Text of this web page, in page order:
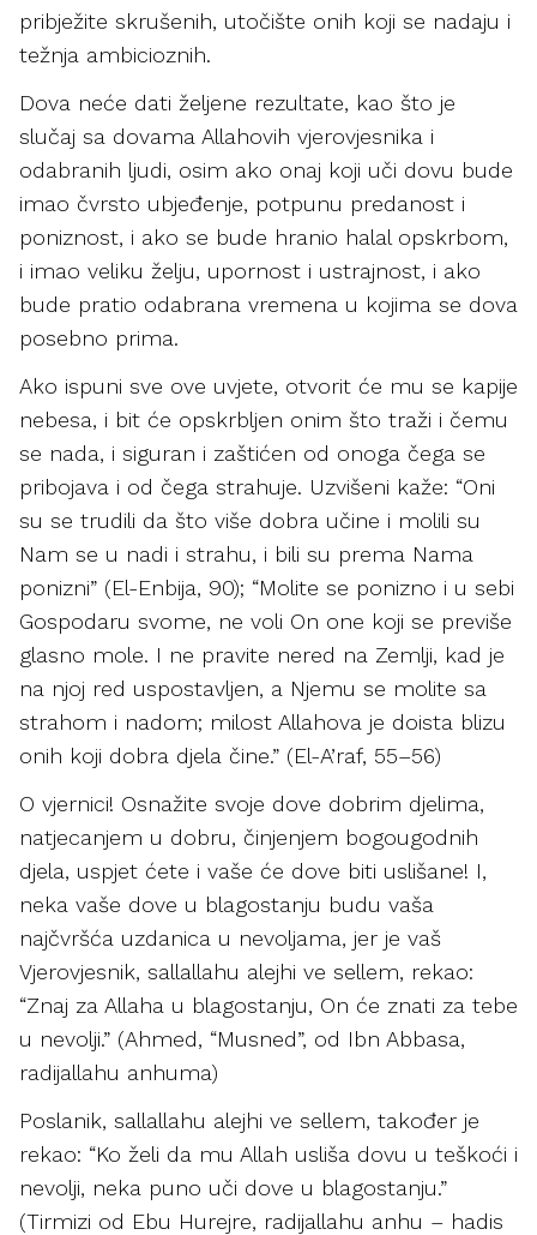
pribježite skrušenih, utočište onih koji se nadaju i
težnja ambicioznih.
Dova neće dati željene rezultate, kao što je
slučaj sa dovama Allahovih vjerovjesnika i
odabranih ljudi, osim ako onaj koji uči dovu bude
imao čvrsto ubjeđenje, potpunu predanost i
poniznost, i ako se bude hranio halal opskrbom,
i imao veliku želju, upornost i ustrajnost, i ako
bude pratio odabrana vremena u kojima se dova
posebno prima.
Ako ispuni sve ove uvjete, otvorit će mu se kapije
nebesa, i bit će opskrbljen onim što traži i čemu
se nada, i siguran i zaštićen od onoga čega se
pribojava i od čega strahuje. Uzvišeni kaže: “Oni
su se trudili da što više dobra učine i molili su
Nam se u nadi i strahu, i bili su prema Nama
ponizni” (El-Enbija, 90); “Molite se ponizno i u sebi
Gospodaru svome, ne voli On one koji se previše
glasno mole. I ne pravite nered na Zemlji, kad je
na njoj red uspostavljen, a Njemu se molite sa
strahom i nadom; milost Allahova je doista blizu
onih koji dobra djela čine.” (El-A’raf, 55–56)
O vjernici! Osnažite svoje dove dobrim djelima,
natjecanjem u dobru, činjenjem bogougodnih
djela, uspjet ćete i vaše će dove biti uslišane! I,
neka vaše dove u blagostanju budu vaša
najčvršća uzdanica u nevoljama, jer je vaš
Vjerovjesnik, sallallahu alejhi ve sellem, rekao:
“Znaj za Allaha u blagostanju, On će znati za tebe
u nevolji.” (Ahmed, “Musned”, od Ibn Abbasa,
radijallahu anhuma)
Poslanik, sallallahu alejhi ve sellem, također je
rekao: “Ko želi da mu Allah usliša dovu u teškoći i
nevolji, neka puno uči dove u blagostanju.”
(Tirmizi od Ebu Hurejre, radijallahu anhu – hadis